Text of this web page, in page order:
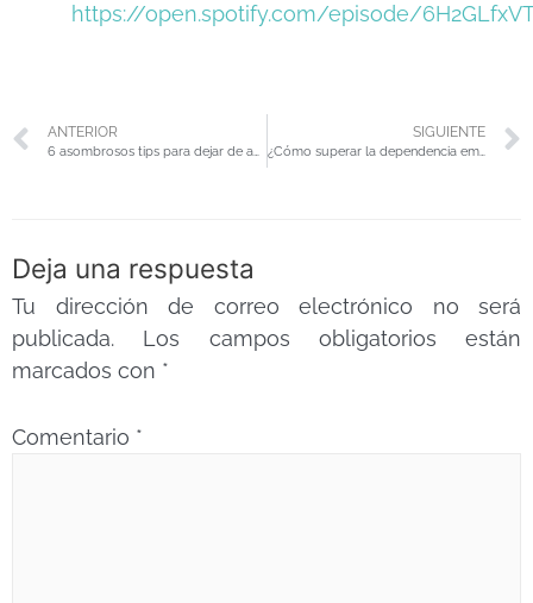
https://open.spotify.com/episode/
ANTERIOR SIGUIENTE
¿Cómo superar la dependencia emocional?
Deja una respuesta
Tu dirección de correo electrónico no será
publicada.
Los campos obligatorios están
marcados con *
Comentario *